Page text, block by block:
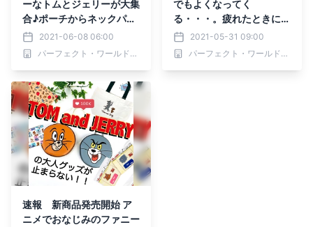
ーなトムとジェリーが大集
合♪ポーチからネックパー
スまで一気にどうぞ
2021-06-08 06:00
パーフェクト・ワールド株式会社
でもよくなってく
る・・・。疲れたときに癒
し効果絶大なトムジェリの
アクスタ特集☆
2021-05-31 09:00
パーフェクト・ワールド株式会社
速報 新商品発売開始 ア
ニメでおなじみのファニー